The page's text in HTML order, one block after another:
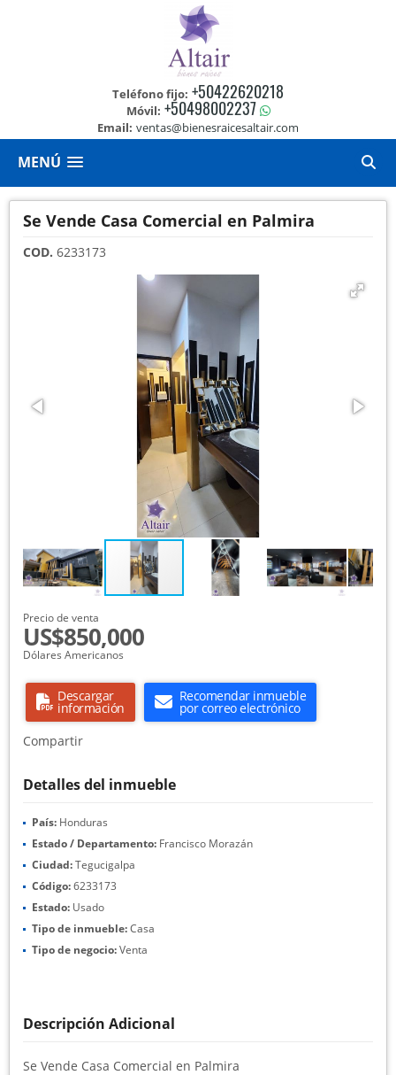
Teléfono fijo: +50422620218
Móvil: +50498002237
Email: ventas@bienesraicesaltair.com
MENÚ
Se Vende Casa Comercial en Palmira
COD. 6233173
Precio de venta
US$850,000
Dólares Americanos
Descargar
información
Recomendar inmueble
por correo electrónico
Compartir
Detalles del inmueble
País: Honduras
Estado / Departamento: Francisco Morazán
Ciudad:Tegucigalpa
Código:6233173
Estado: Usado
Tipo de inmueble:Casa
Tipo de negocio:Venta
Descripción Adicional
Se Vende Casa Comercial en Palmira